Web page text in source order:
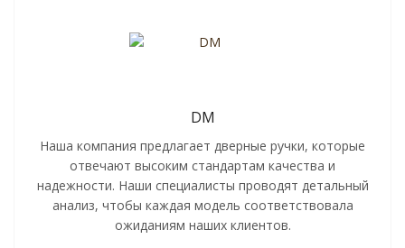
DM
Наша компания предлагает дверные ручки, которые
отвечают высоким стандартам качества и
надежности. Наши специалисты проводят детальный
анализ, чтобы каждая модель соответствовала
ожиданиям наших клиентов.